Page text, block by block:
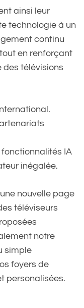
ainsi leur
technologie à un
continu
en renforçant
télévisions
IA
inégalée.
nouvelle page
téléviseurs
notre
simple
foyers de
personalisées.